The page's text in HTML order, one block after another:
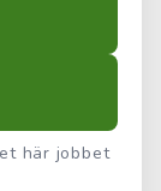
här jobbet